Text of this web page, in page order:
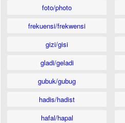
foto/photo
frekuensi/frekwensi
gizi/gisi
gladi/geladi
gubuk/gubug
hadis/hadist
hafal/hapal